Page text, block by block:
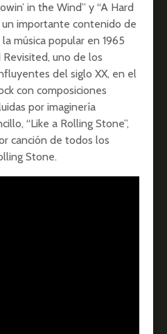
in the Wind” y “A Hard
un importante contenido de
música popular en 1965
Revisited, uno de los
del siglo XX, en el
con composiciones
por imaginería
“Like a Rolling Stone”,
canción de todos los
Stone.